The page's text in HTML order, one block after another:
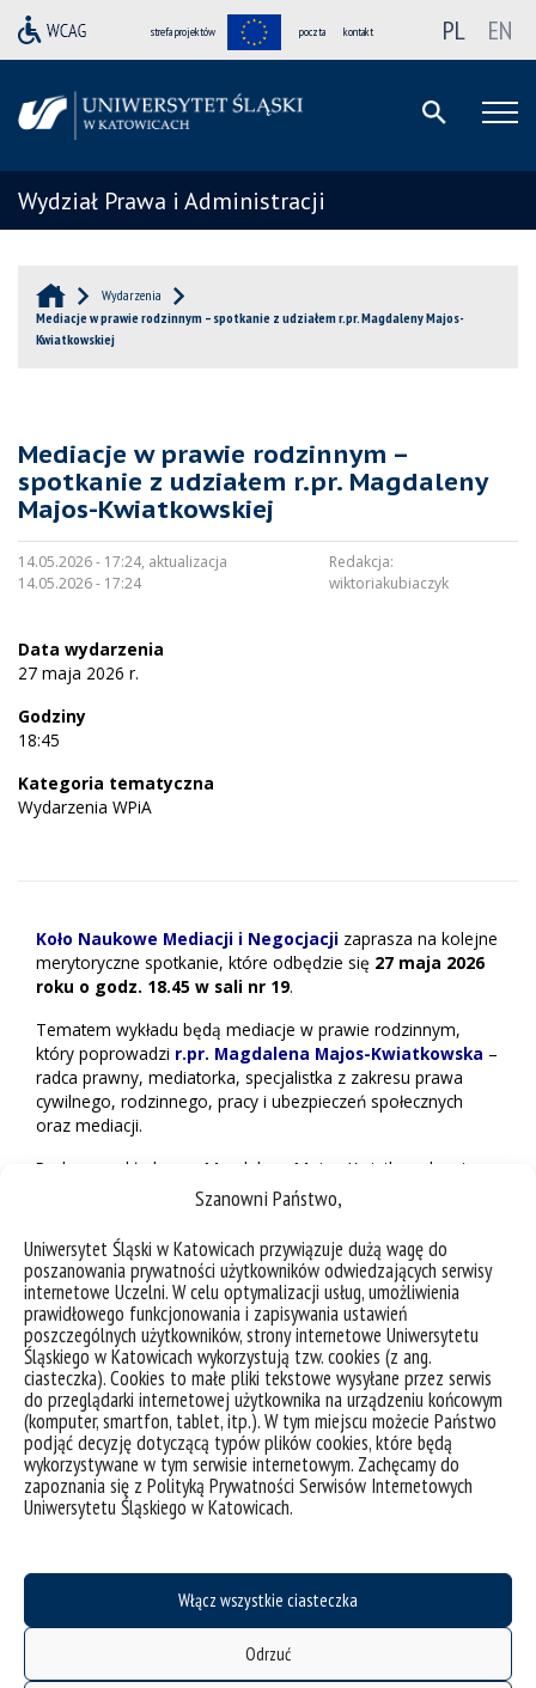
Szanowni Państwo,
Uniwersytet Śląski w Katowicach przywiązuje dużą wagę do
poszanowania prywatności użytkowników odwiedzających serwisy
internetowe Uczelni. W celu optymalizacji usług, umożliwienia
prawidłowego funkcjonowania i zapisywania ustawień
poszczególnych użytkowników, strony internetowe Uniwersytetu
Śląskiego w Katowicach wykorzystują tzw. cookies (z ang.
ciasteczka). Cookies to małe pliki tekstowe wysyłane przez serwis
do przeglądarki internetowej użytkownika na urządzeniu końcowym
(komputer, smartfon, tablet, itp.). W tym miejscu możecie Państwo
podjąć decyzję dotyczącą typów plików cookies, które będą
wykorzystywane w tym serwisie internetowym. Zachęcamy do
zapoznania się z Polityką Prywatności Serwisów Internetowych
Uniwersytetu Śląskiego w Katowicach.
Włącz wszystkie ciasteczka
Odrzuć
strefa projektów poczta kontakt PL EN
Wydział Prawa i Administracji
Wydarzenia
Mediacje w prawie rodzinnym – spotkanie z udziałem r.pr. Magdaleny Majos-
Kwiatkowskiej
Mediacje w prawie rodzinnym –
spotkanie z udziałem r.pr. Magdaleny
Majos-Kwiatkowskiej
14.05.2026 - 17:24, aktualizacja
14.05.2026 - 17:24
Redakcja:
wiktoriakubiaczyk
Data wydarzenia
27 maja 2026 r.
Godziny
18:45
Kategoria tematyczna
Wydarzenia WPiA
Koło Naukowe Mediacji i Negocjacji zaprasza na kolejne
merytoryczne spotkanie, które odbędzie się 27 maja 2026
roku o godz. 18.45 w sali nr 19.
Tematem wykładu będą mediacje w prawie rodzinnym,
który poprowadzi r.pr. Magdalena Majos-Kwiatkowska –
radca prawny, mediatorka, specjalistka z zakresu prawa
cywilnego, rodzinnego, pracy i ubezpieczeń społecznych
oraz mediacji.
Podczas wykładu r.pr. Magdalena Majos-Kwiatkowska nie
tylko przybliży teoretyczne podstawy mediacji rodzinnych,
ale podzieli się również bogatym doświadczeniem z pracy w
tej niezwykle delikatnej dziedzinie.
Obowiązują zapisy poprzezformularz.